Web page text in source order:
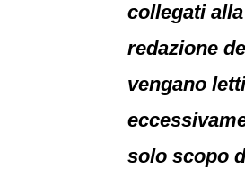
collegati
redazione
vengano
solo scopo